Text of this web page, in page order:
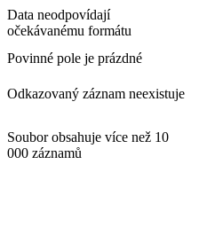
Data neodpovídají
očekávanému formátu
Povinné pole je prázdné
Odkazovaný záznam neexistuje
Soubor obsahuje více než 10
000 záznamů